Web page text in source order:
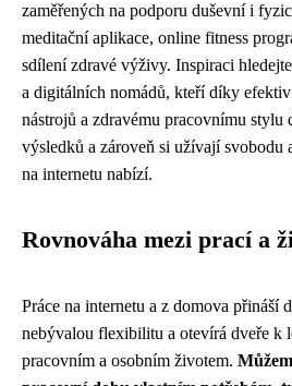
zaměřených na podporu duševní i
meditační aplikace, online fitness
sdílení zdravé výživy. Inspiraci
a digitálních nomádů, kteří díky
nástrojů a zdravému pracovnímu
výsledků a zároveň si užívají svobodu
na internetu nabízí.
Rovnováha mezi prací a
Práce na internetu a z domova přináší
nebývalou flexibilitu a otevírá dveře k
pracovním a osobním životem.